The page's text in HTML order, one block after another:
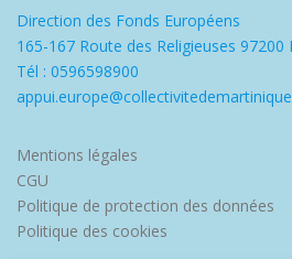
Direction des Fonds Européens
165-167 Route des Religieuses 97200
Tél : 0596598900
Mentions légales
CGU
Politique de protection des données
Politique des cookies